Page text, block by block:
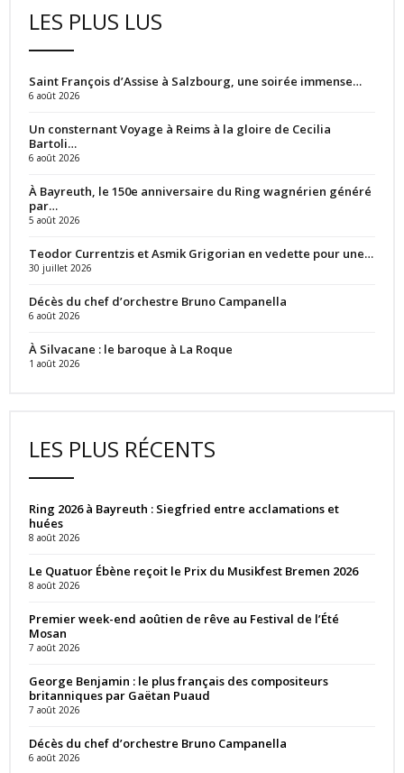
LES PLUS LUS
Saint François d’Assise à Salzbourg, une soirée immense…
6 août 2026
Un consternant Voyage à Reims à la gloire de Cecilia
Bartoli…
6 août 2026
À Bayreuth, le 150e anniversaire du Ring wagnérien généré
par…
5 août 2026
Teodor Currentzis et Asmik Grigorian en vedette pour une…
30 juillet 2026
Décès du chef d’orchestre Bruno Campanella
6 août 2026
À Silvacane : le baroque à La Roque
1 août 2026
LES PLUS RÉCENTS
Ring 2026 à Bayreuth : Siegfried entre acclamations et
huées
8 août 2026
Le Quatuor Ébène reçoit le Prix du Musikfest Bremen 2026
8 août 2026
Premier week-end aoûtien de rêve au Festival de l’Été
Mosan
7 août 2026
George Benjamin : le plus français des compositeurs
britanniques par Gaëtan Puaud
7 août 2026
Décès du chef d’orchestre Bruno Campanella
6 août 2026